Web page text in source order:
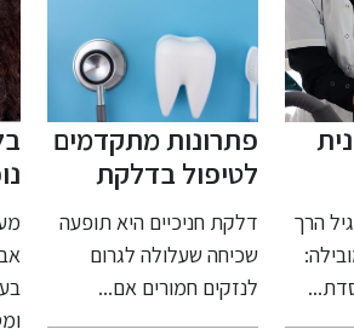
פתרונות מתקדמים
לטיפול בדלקת
חניכיים
דלקת חניכיים היא תופעה
שכיחה שעלולה לגרום
לנזקים חמורים אם...
בלי
נופר
על הדרך
שיער
מעצבת
אבוטבול
בעולם